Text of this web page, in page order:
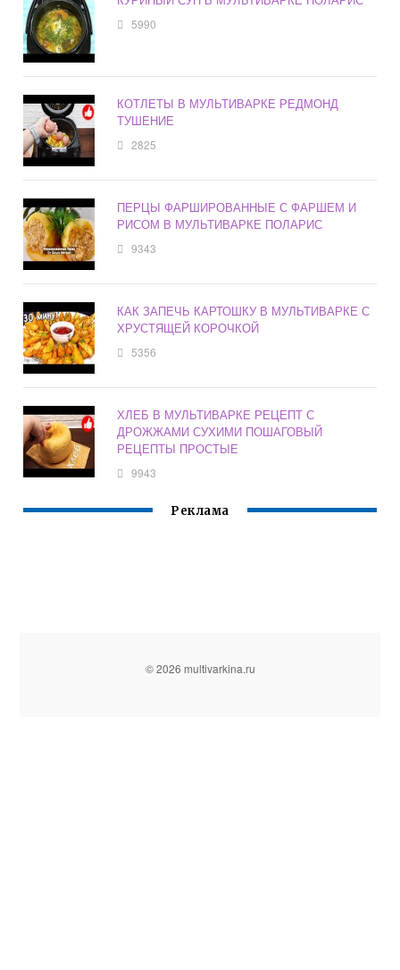
5990
КОТЛЕТЫ В МУЛЬТИВАРКЕ РЕДМОНД
ТУШЕНИЕ
2825
ПЕРЦЫ ФАРШИРОВАННЫЕ С ФАРШЕМ И
РИСОМ В МУЛЬТИВАРКЕ ПОЛАРИС
9343
КАК ЗАПЕЧЬ КАРТОШКУ В МУЛЬТИВАРКЕ С
ХРУСТЯЩЕЙ КОРОЧКОЙ
5356
ХЛЕБ В МУЛЬТИВАРКЕ РЕЦЕПТ С
ДРОЖЖАМИ СУХИМИ ПОШАГОВЫЙ
РЕЦЕПТЫ ПРОСТЫЕ
9943
Реклама
© 2026 multivarkina.ru